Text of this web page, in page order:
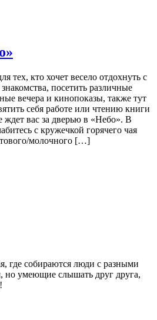
тех, кто хочет весело отдохнуть с
посетить различные
вечера и кинопоказы, также тут
себя работе или чтению книги
вас за дверью в «Небо». В
с кружечкой горячего чая
молочного […]
где собираются люди с разными
но умеющие слышать друг друга,